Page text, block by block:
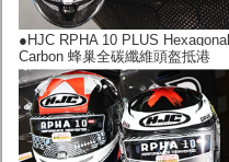
●HJC RPHA 10 PLUS Hexagonal
Carbon 蜂巢全碳纖維頭盔抵港